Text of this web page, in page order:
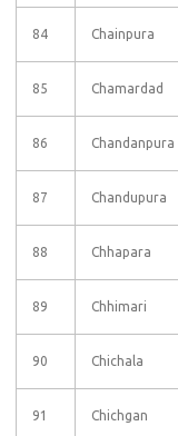
84 Chainpura
85 Chamardad
86 Chandanpura
87 Chandupura
88 Chhapara
89 Chhimari
90 Chichala
91 Chichgan